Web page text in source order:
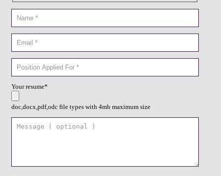
Your resume*
doc,docx,pdf,odc file types with 4mb maximum size